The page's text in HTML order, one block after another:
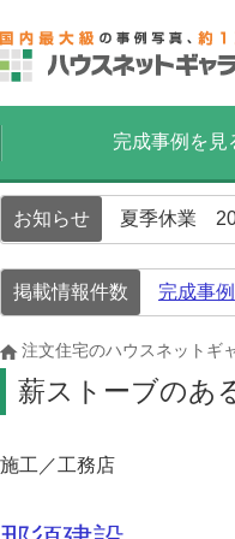
完成事例を見
お知らせ 夏季休業
掲載情報件数 完成事例
注文住宅のハウスネットギ
薪ストーブのあ
施工／工務店